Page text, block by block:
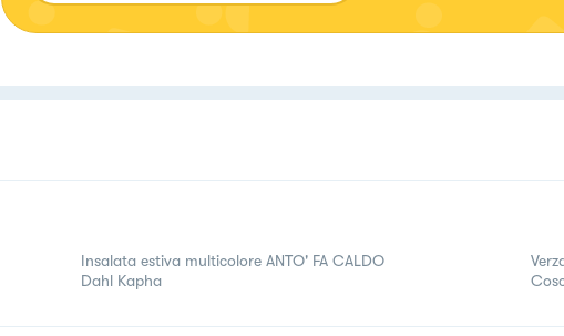
Insalata estiva multicolore ANTO' FA CALDO
Dahl Kapha